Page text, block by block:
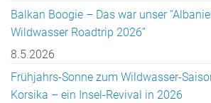
Balkan Boogie – Das war unser
Wildwasser Roadtrip 2026”
8.5.2026
Frühjahrs-Sonne zum Wildwasser-
Korsika – ein Insel-Revival in 2026